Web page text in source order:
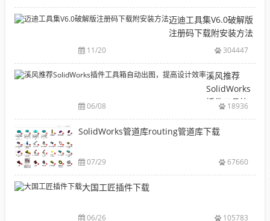
机
械
软
安
包
载
下
载|
型
下
载|
附
件
库
配
迈迪工具集V6.0破解版
注册码下载附安装方法
11/20 304447
溪风推荐
SolidWorks
插件工具箱
提高设计效
06/08 18936
SolidWorks管道库routing管道库下载
07/29 67660
大国工匠插件下载
06/26 105783